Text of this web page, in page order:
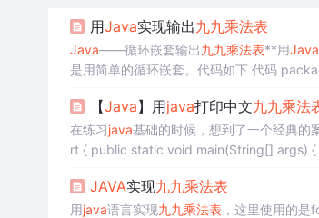
用Java实现输出九九乘法表
Java——循环嵌套输出九九乘法表**用Java
是用简单的循环嵌套。代码如下 代码 package choice; public class JiuJiu { public static void
【Java】用java打印中文九九乘法
在练习java基础的时候，想到了一个经典的
JAVA实现九九乘法表
用java语言实现九九乘法表 ，这里使用的是for循环 public class NineNineDemo{ public static void